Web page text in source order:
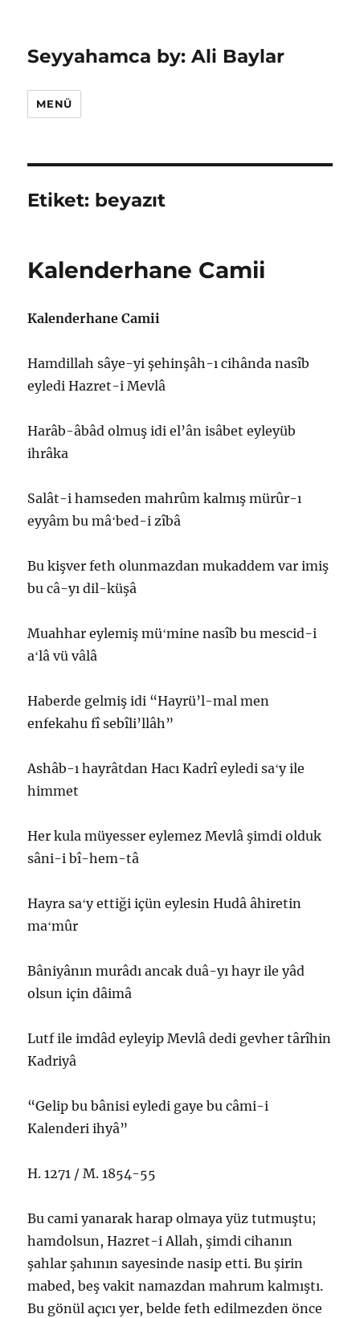
Seyyahamca by: Ali Baylar
MENÜ
Etiket: beyazıt
Kalenderhane Camii
Kalenderhane Camii
Hamdillah sâye-yi şehinşâh-ı cihânda nasîb
eyledi Hazret-i Mevlâ
Harâb-âbâd olmuş idi el’ân isâbet eyleyüb
ihrâka
Salât-i hamseden mahrûm kalmış mürûr-ı
eyyâm bu mâʻbed-i zîbâ
Bu kişver feth olunmazdan mukaddem var imiş
bu câ-yı dil-küşâ
Muahhar eylemiş müʻmine nasîb bu mescid-i
aʻlâ vü vâlâ
Haberde gelmiş idi “Hayrü’l-mal men
enfekahu fî sebîli’llâh”
Ashâb-ı hayrâtdan Hacı Kadrî eyledi saʻy ile
himmet
Her kula müyesser eylemez Mevlâ şimdi olduk
sâni-i bî-hem-tâ
Hayra saʻy ettiği içün eylesin Hudâ âhiretin
maʻmûr
Bâniyânın murâdı ancak duâ-yı hayr ile yâd
olsun için dâimâ
Lutf ile imdâd eyleyip Mevlâ dedi gevher târîhin
Kadriyâ
“Gelip bu bânisi eyledi gaye bu câmi-i
Kalenderi ihyâ”
H. 1271 / M. 1854-55
Bu cami yanarak harap olmaya yüz tutmuştu;
hamdolsun, Hazret-i Allah, şimdi cihanın
şahlar şahının sayesinde nasip etti. Bu şirin
mabed, beş vakit namazdan mahrum kalmıştı.
Bu gönül açıcı yer, belde feth edilmezden önce